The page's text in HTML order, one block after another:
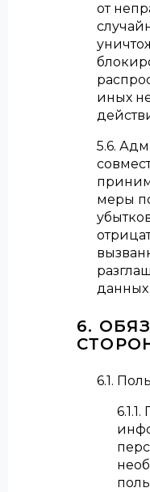
от
иных
5.6.
меры
данных
6.
6.1.